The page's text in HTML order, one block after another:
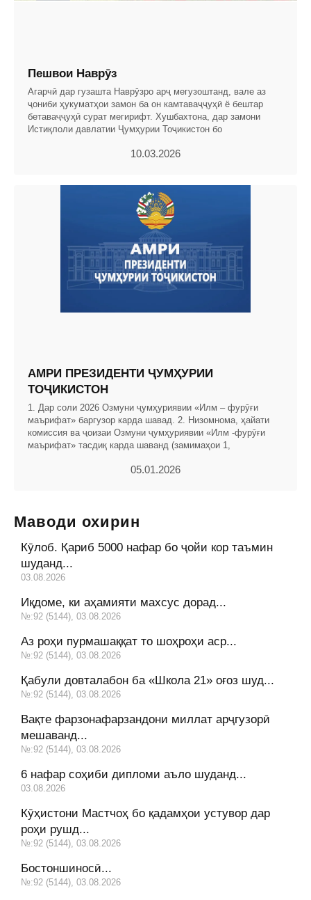
Пешвои Наврӯз
Агарчӣ дар гузашта Наврӯзро арҷ мегузоштанд, вале аз
ҷониби ҳукуматҳои замон ба он камтаваҷҷуҳӣ ё бештар
бетаваҷҷуҳӣ сурат мегирифт. Хушбахтона, дар замони
Истиқлоли давлатии Ҷумҳурии Тоҷикистон бо
10.03.2026
АМРИ ПРЕЗИДЕНТИ ҶУМҲУРИИ
ТОҶИКИСТОН
1. Дар соли 2026 Озмуни ҷумҳуриявии «Илм – фурӯғи
маърифат» баргузор карда шавад. 2. Низомнома, ҳайати
комиссия ва ҷоизаи Озмуни ҷумҳуриявии «Илм -фурӯғи
маърифат» тасдиқ карда шаванд (замимаҳои 1,
05.01.2026
Маводи охирин
Кӯлоб. Қариб 5000 нафар бо ҷойи кор таъмин
шуданд...
03.08.2026
Иқдоме, ки аҳамияти махсус дорад...
№:92 (5144), 03.08.2026
Аз роҳи пурмашаққат то шоҳроҳи аср...
№:92 (5144), 03.08.2026
Қабули довталабон ба «Школа 21» оғоз шуд...
№:92 (5144), 03.08.2026
Вақте фарзонафарзандони миллат арҷгузорӣ
мешаванд...
№:92 (5144), 03.08.2026
6 нафар соҳиби дипломи аъло шуданд...
03.08.2026
Кӯҳистони Мастчоҳ бо қадамҳои устувор дар
роҳи рушд...
№:92 (5144), 03.08.2026
Бостоншиносӣ...
№:92 (5144), 03.08.2026